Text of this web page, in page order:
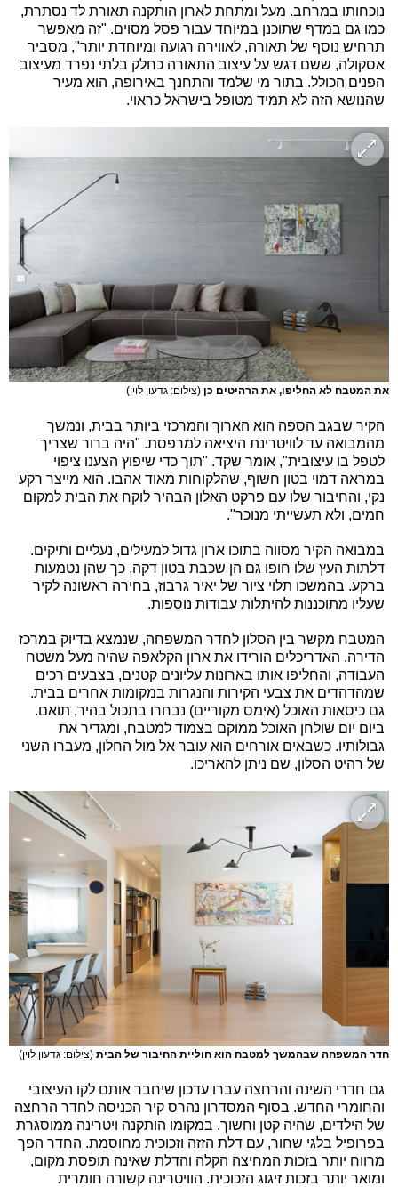
נוכחותו במרחב. מעל ומתחת לארון הותקנה תאורת לד נסתרת,
כמו גם במדף שתוכנן במיוחד עבור פסל מסוים. "זה מאפשר
תרחיש נוסף של תאורה, לאווירה רגועה ומיוחדת יותר", מסביר
אסקולה, ששם דגש על עיצוב התאורה כחלק בלתי נפרד מעיצוב
הפנים הכולל. בתור מי שלמד והתחנך באירופה, הוא מעיר
שהנושא הזה לא תמיד מטופל בישראל כראוי.
את המטבח לא החליפו, את הרהיטים כן (צילום: גדעון לוין)
הקיר שבגב הספה הוא הארוך והמרכזי ביותר בבית, ונמשך
מהמבואה עד לוויטרינת היציאה למרפסת. "היה ברור שצריך
לטפל בו עיצובית", אומר שקד. "תוך כדי שיפוץ הצענו ציפוי
במראה דמוי בטון חשוף, שהלקוחות מאוד אהבו. הוא מייצר רקע
נקי, והחיבור שלו עם פרקט האלון הבהיר לוקח את הבית למקום
חמים, ולא תעשייתי מנוכר".
במבואה הקיר מסווה בתוכו ארון גדול למעילים, נעליים ותיקים.
דלתות העץ שלו חופו גם הן שכבת בטון דקה, כך שהן נטמעות
ברקע. בהמשכו תלוי ציור של יאיר גרבוז, בחירה ראשונה לקיר
שעליו מתוכננות להיתלות עבודות נוספות.
המטבח מקשר בין הסלון לחדר המשפחה, שנמצא בדיוק במרכז
הדירה. האדריכלים הורידו את ארון הקלאפה שהיה מעל משטח
העבודה, והחליפו אותו בארונות עליונים קטנים, בצבעים רכים
שמהדהדים את צבעי הקירות והנגרות במקומות אחרים בבית.
גם כיסאות האוכל (אימס מקוריים) נבחרו בתכול בהיר, תואם.
ביום יום שולחן האוכל ממוקם בצמוד למטבח, ומגדיר את
גבולותיו. כשבאים אורחים הוא עובר אל מול החלון, מעברו השני
של רהיט הסלון, שם ניתן להאריכו.
חדר המשפחה שבהמשך למטבח הוא חוליית החיבור של הבית (צילום: גדעון לוין)
גם חדרי השינה והרחצה עברו עדכון שיחבר אותם לקו העיצובי
והחומרי החדש. בסוף המסדרון נהרס קיר הכניסה לחדר הרחצה
של הילדים, שהיה קטן וחשוך. במקומו הותקנה ויטרינה ממוסגרת
בפרופיל בלגי שחור, עם דלת הזזה וזכוכית מחוסמת. החדר הפך
מרווח יותר בזכות המחיצה הקלה והדלת שאינה תופסת מקום,
ומואר יותר בזכות זיגוג הזכוכית. הוויטרינה קשורה חומרית